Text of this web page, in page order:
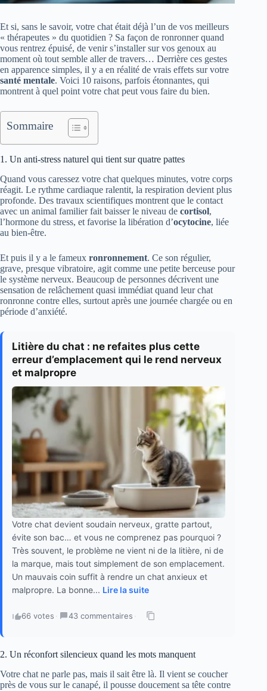
Et si, sans le savoir, votre chat était déjà l’un de vos meilleurs
« thérapeutes » du quotidien ? Sa façon de ronronner quand
vous rentrez épuisé, de venir s’installer sur vos genoux au
moment où tout semble aller de travers… Derrière ces gestes
en apparence simples, il y a en réalité de vrais effets sur votre
santé mentale. Voici 10 raisons, parfois étonnantes, qui
montrent à quel point votre chat peut vous faire du bien.
Sommaire
1. Un anti-stress naturel qui tient sur quatre pattes
Quand vous caressez votre chat quelques minutes, votre corps
réagit. Le rythme cardiaque ralentit, la respiration devient plus
profonde. Des travaux scientifiques montrent que le contact
avec un animal familier fait baisser le niveau de cortisol,
l’hormone du stress, et favorise la libération d’ocytocine, liée
au bien-être.
Et puis il y a le fameux ronronnement. Ce son régulier,
grave, presque vibratoire, agit comme une petite berceuse pour
le système nerveux. Beaucoup de personnes décrivent une
sensation de relâchement quasi immédiat quand leur chat
ronronne contre elles, surtout après une journée chargée ou en
période d’anxiété.
Litière du chat : ne refaites plus cette
erreur d’emplacement qui le rend nerveux
et malpropre
Votre chat devient soudain nerveux, gratte partout,
évite son bac… et vous ne comprenez pas pourquoi ?
Très souvent, le problème ne vient ni de la litière, ni de
la marque, mais tout simplement de son emplacement.
Un mauvais coin suffit à rendre un chat anxieux et
malpropre. La bonne... Lire la suite
66 votes · 43 commentaires ·
2. Un réconfort silencieux quand les mots manquent
Votre chat ne parle pas, mais il sait être là. Il vient se coucher
près de vous sur le canapé, il pousse doucement sa tête contre